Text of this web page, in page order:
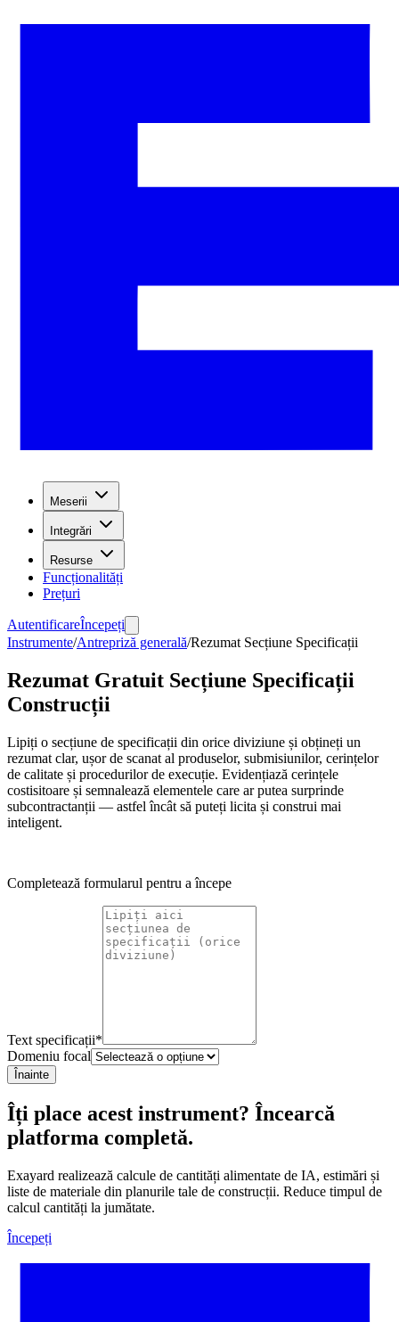
Meserii
Integrări
Resurse
Funcționalități
Prețuri
AutentificareÎncepeți
Instrumente/Antrepriză generală/Rezumat Secțiune Specificații
Rezumat Gratuit Secțiune Specificații
Construcții
Lipiți o secțiune de specificații din orice diviziune și obțineți un
rezumat clar, ușor de scanat al produselor, submisiunilor, cerințelor
de calitate și procedurilor de execuție. Evidențiază cerințele
costisitoare și semnalează elementele care ar putea surprinde
subcontractanții — astfel încât să puteți licita și construi mai
inteligent.
Completează formularul pentru a începe
Text specificații*
Domeniu focal
Înainte
Îți place acest instrument? Încearcă
platforma completă.
Exayard realizează calcule de cantități alimentate de IA, estimări și
liste de materiale din planurile tale de construcții. Reduce timpul de
calcul cantități la jumătate.
Începeți